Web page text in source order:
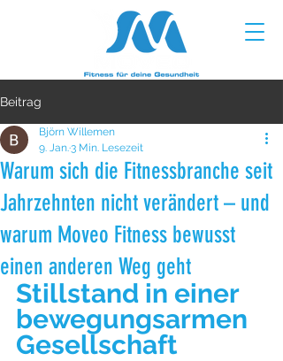
Beitrag
Warum sich die Fitnessbranche seit
Jahrzehnten nicht verändert – und
warum Moveo Fitness bewusst
einen anderen Weg geht
Björn Willemen
9. Jan.3 Min. Lesezeit
Stillstand in einer
bewegungsarmen
Gesellschaft